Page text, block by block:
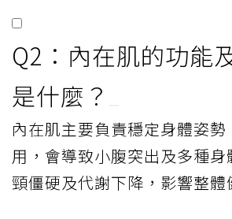
Q2：內在肌的功能
是什麼？
內在肌主要負責穩定身體姿勢
用，會導致小腹突出及多種身
頸僵硬及代謝下降，影響整體